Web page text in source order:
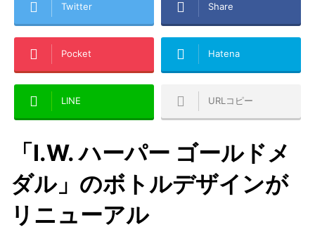
Twitter Share
Pocket Hatena
LINE URLコピー
「I.W. ハーパー ゴールドメ
ダル」のボトルデザインが
リニューアル